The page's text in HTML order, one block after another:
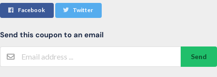
Facebook Twitter
Send this coupon to an email
Send